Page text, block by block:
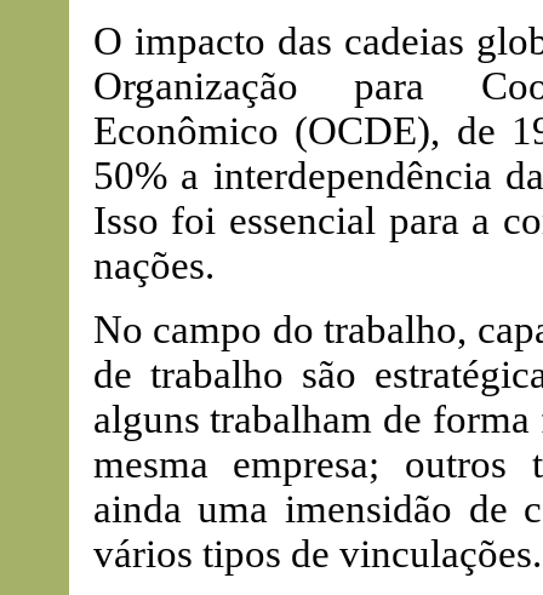
O impacto das cadeias
Organização para
Econômico (OCDE), de
50% a interdependência
Isso foi essencial para a
nações.
No campo do trabalho,
de trabalho são
alguns trabalham de
mesma empresa; outros
ainda uma imensidão de
vários tipos de vinculações.